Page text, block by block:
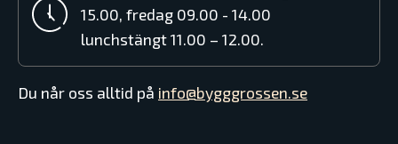
15.00, fredag 09.00 - 14.00
lunchstängt 11.00 – 12.00.
Du når oss alltid på info@bygggrossen.se